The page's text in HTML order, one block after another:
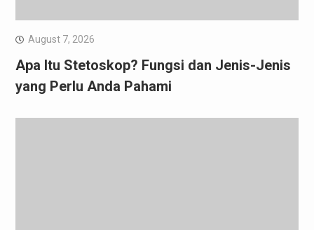
August 7, 2026
Apa Itu Stetoskop? Fungsi dan Jenis-Jenis
yang Perlu Anda Pahami